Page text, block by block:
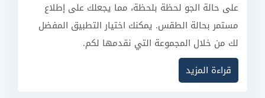
على حالة الجو لحظة بلحظة، مما يجعلك على إطلاع
مستمر بحالة الطقس. يمكنك اختيار التطبيق المفضل
لك من خلال المجموعة التي نقدمها لكم.
ميزات فريدة في هذا التصنيف:
دليل إعدادات الخصوصية لكل تطبيق.
قراءة المزيد